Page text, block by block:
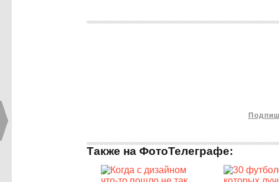
Также на ФотоТелеграфе: